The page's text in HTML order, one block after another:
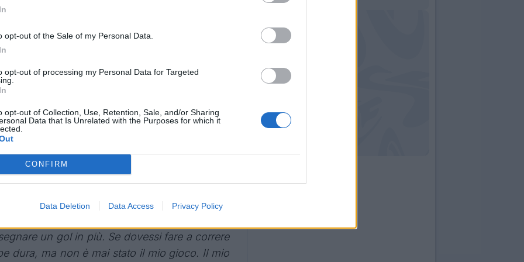
opt-out of the Sale of my Personal Data.
opt-out of processing my Personal Data for Targeted
opt-out of Collection, Use, Retention, Sale, and/or Sharing
Data that Is Unrelated with the Purposes for which it
CONFIRM
Data Deletion Data Access Privacy Policy
Ma durante la preparazione sentivamo
ha mostrato davvero lo spessore del
personalità".
mai immaginato di giocare ancora a 40
il mio corpo, le mie gambe, e negli ultimi 10
un po' di più rispetto a quando ne avevo
alla fine devi essere sano e in forma per
l'amore per il calcio".
Viene naturale, perché non sono lo stesso
correre come una volta. Ma forse una
un gol in più. Se dovessi fare a correre
dura, ma non è mai stato il mio gioco. Il mio